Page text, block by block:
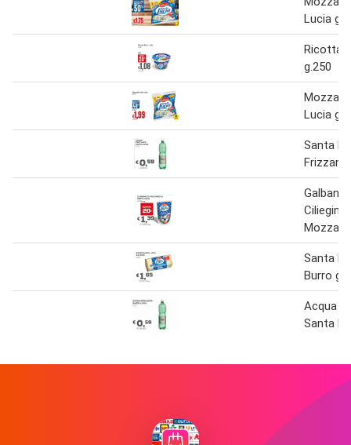
Lucia
Ricotta
g.250
Lucia
Santa
Galbani
Ciliegine
Santa
Burro
Acqua
Santa